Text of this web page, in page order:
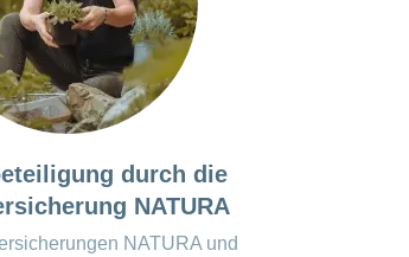
überprüft und aktualisiert. Kurzfristige Änderungen
durch die
NATURA
NATURA und